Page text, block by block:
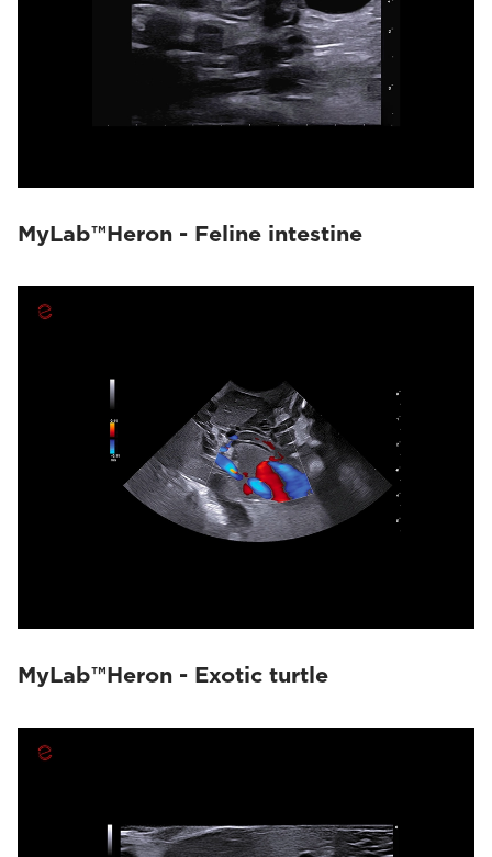
MyLab™Heron - Feline intestine
MyLab™Heron - Exotic turtle